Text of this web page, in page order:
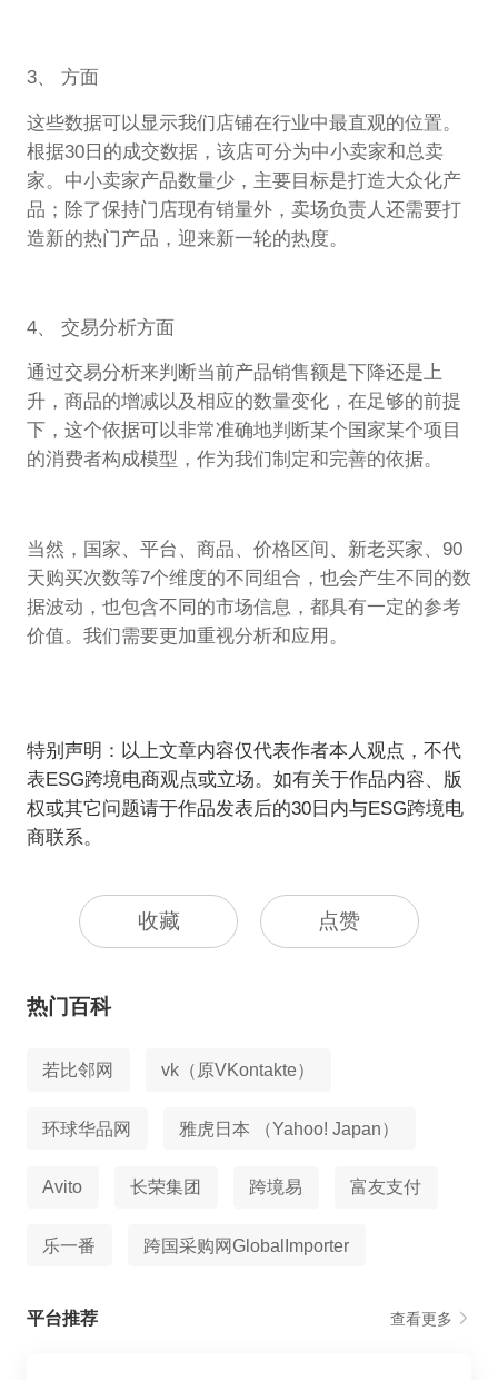
3、 方面
这些数据可以显示我们店铺在行业中最直观的位置。
根据30日的成交数据，该店可分为中小卖家和总卖
家。中小卖家产品数量少，主要目标是打造大众化产
品；除了保持门店现有销量外，卖场负责人还需要打
造新的热门产品，迎来新一轮的热度。
4、 交易分析方面
通过交易分析来判断当前产品销售额是下降还是上
升，商品的增减以及相应的数量变化，在足够的前提
下，这个依据可以非常准确地判断某个国家某个项目
的消费者构成模型，作为我们制定和完善的依据。
当然，国家、平台、商品、价格区间、新老买家、90
天购买次数等7个维度的不同组合，也会产生不同的数
据波动，也包含不同的市场信息，都具有一定的参考
价值。我们需要更加重视分析和应用。
特别声明：以上文章内容仅代表作者本人观点，不代
表ESG跨境电商观点或立场。如有关于作品内容、版
权或其它问题请于作品发表后的30日内与ESG跨境电
商联系。
收藏 点赞
热门百科
若比邻网 vk（原VKontakte）
环球华品网 雅虎日本 （Yahoo! Japan）
Avito 长荣集团 跨境易 富友支付
乐一番 跨国采购网GlobalImporter
平台推荐 查看更多